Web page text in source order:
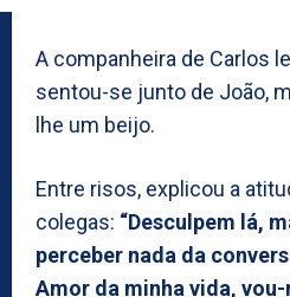
A companheira de Carlos
sentou-se junto de João,
lhe um beijo.
Entre risos, explicou a
colegas: “Desculpem lá,
perceber nada da
Amor da minha vida,